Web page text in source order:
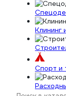
Клининг
Спорт и